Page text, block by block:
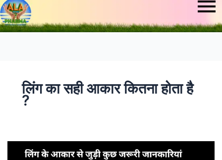
लिंग का सही आकार कितना होता है
?